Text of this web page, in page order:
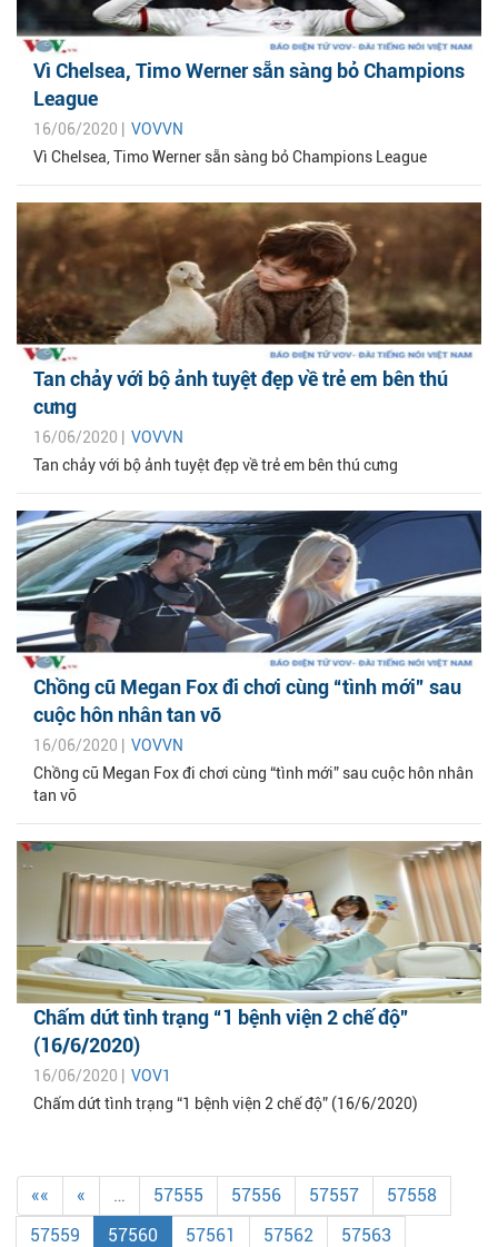
Vì Chelsea, Timo Werner sẵn sàng bỏ Champions
League
16/06/2020 | VOVVN
Vì Chelsea, Timo Werner sẵn sàng bỏ Champions League
Tan chảy với bộ ảnh tuyệt đẹp về trẻ em bên thú
cưng
16/06/2020 | VOVVN
Tan chảy với bộ ảnh tuyệt đẹp về trẻ em bên thú cưng
Chồng cũ Megan Fox đi chơi cùng “tình mới” sau
cuộc hôn nhân tan vỡ
16/06/2020 | VOVVN
Chồng cũ Megan Fox đi chơi cùng “tình mới” sau cuộc hôn nhân
tan vỡ
Chấm dứt tình trạng “1 bệnh viện 2 chế độ”
(16/6/2020)
16/06/2020 | VOV1
Chấm dứt tình trạng “1 bệnh viện 2 chế độ” (16/6/2020)
«« « … 57555 57556 57557
57558
57559
57560 57561 57562 57563